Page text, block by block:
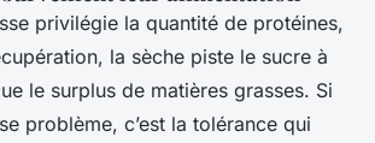
privilégie la quantité de protéines,
la sèche piste le sucre à
le surplus de matières grasses. Si
problème, c’est la tolérance qui